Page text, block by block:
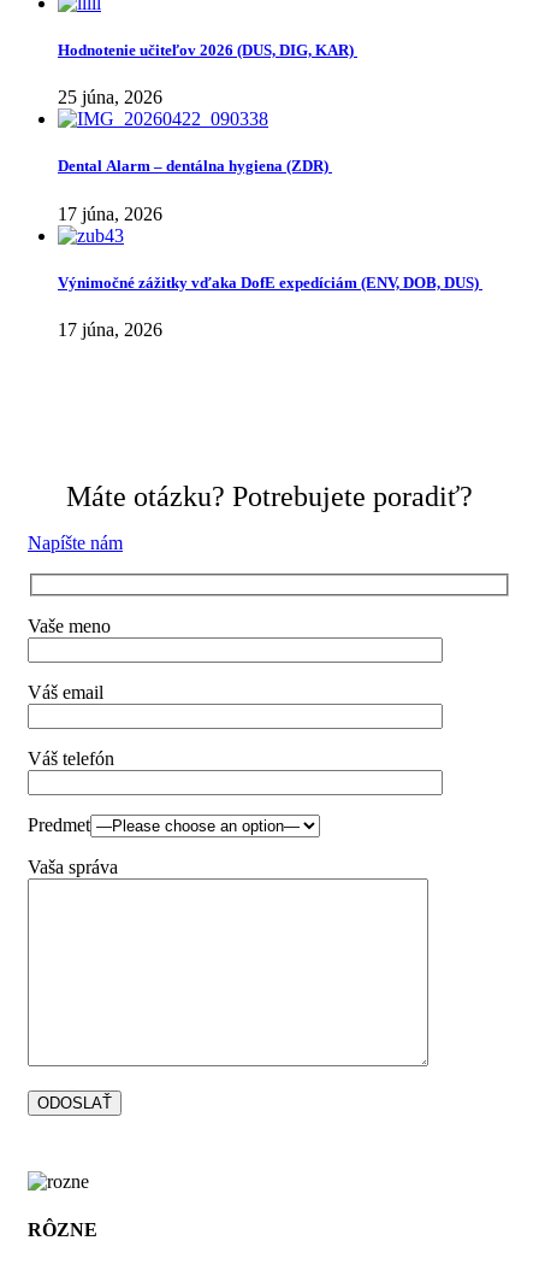
Hodnotenie učiteľov 2026 (DUS, DIG, KAR)
25 júna, 2026
Dental Alarm – dentálna hygiena (ZDR)
17 júna, 2026
Výnimočné zážitky vďaka DofE expedíciám (ENV, DOB, DUS)
17 júna, 2026
Máte otázku? Potrebujete poradiť?
Napíšte nám
Vaše meno
Váš email
Váš telefón
Predmet
Vaša správa
RÔZNE